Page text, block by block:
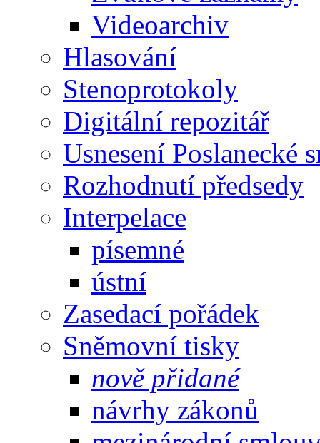
Videoarchiv
Hlasování
Stenoprotokoly
Digitální repozitář
Usnesení Poslanecké
Rozhodnutí předsedy
Interpelace
písemné
ústní
Zasedací pořádek
Sněmovní tisky
nově přidané
návrhy zákonů